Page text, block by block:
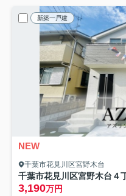
新築一戸建
NEW
千葉市花見川区宮野木台
千葉市花見川区宮野木台４
3,190万円